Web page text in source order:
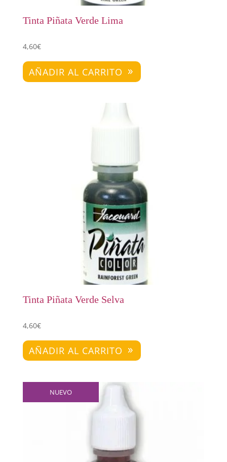
Tinta Piñata Verde Lima
4,60€
AÑADIR AL CARRITO
Tinta Piñata Verde Selva
4,60€
AÑADIR AL CARRITO
NUEVO